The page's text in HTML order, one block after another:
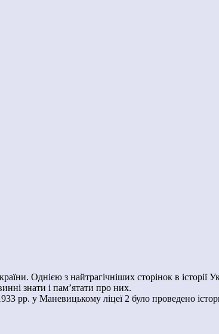
Однією з найтрагічніших сторінок в історії
знати і пам’ятати про них.
рр. у Маневицькому ліцеї 2 було проведено